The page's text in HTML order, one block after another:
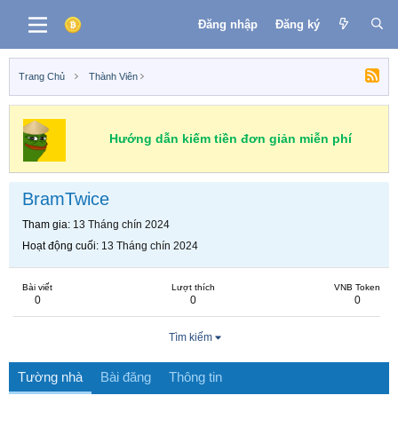
Đăng nhập Đăng ký
Trang Chủ Thành Viên
Hướng dẫn kiếm tiền đơn giản miễn phí
BramTwice
Tham gia 13 Tháng chín 2024
Hoạt động cuối 13 Tháng chín 2024
Bài viết
0
Lượt thích
0
VNB Token
0
Tìm kiếm
Tường nhà Bài đăng Thông tin